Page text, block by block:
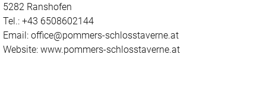
5282 Ranshofen
Tel.: +43 6508602144
Email: office@pommers-schlosstaverne.at
Website: www.pommers-schlosstaverne.at